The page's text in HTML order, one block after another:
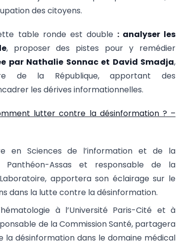
des citoyens.
table ronde est double : analyser les
, proposer des pistes pour y remédier
par Nathalie Sonnac et David Smadja,
de la République, apportant des
les dérives informationnelles.
lutter contre la désinformation ? –
en Sciences de l’information et de la
Panthéon-Assas et responsable de la
apportera son éclairage sur le
dans la lutte contre la désinformation.
à l’Université Paris-Cité et à
de la Commission Santé, partagera
la désinformation dans le domaine médical